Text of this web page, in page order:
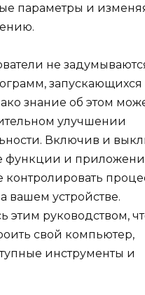
параметры и
не
запускающихся
знание об этом
улучшении
Включив и
функции и
контролировать
вашем устройстве.
этим руководством,
свой компьютер,
инструменты и